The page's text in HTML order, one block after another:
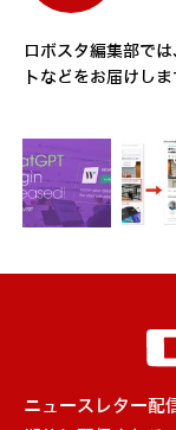
ロボスタ編集部で
トなどをお届けし
ニュースレター配